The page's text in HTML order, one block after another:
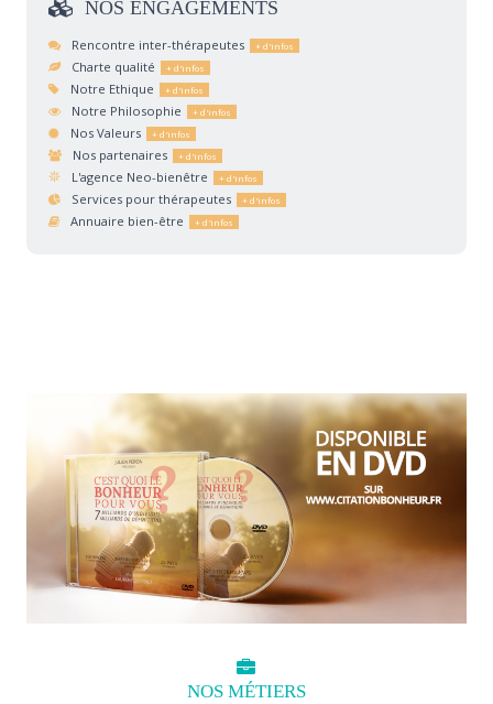
NOS ENGAGEMENTS
Rencontre inter-thérapeutes
Charte qualité
Notre Ethique
Notre Philosophie
Nos Valeurs
Nos partenaires
L'agence Neo-bienêtre
Services pour thérapeutes
Annuaire bien-être
NOS MÉTIERS